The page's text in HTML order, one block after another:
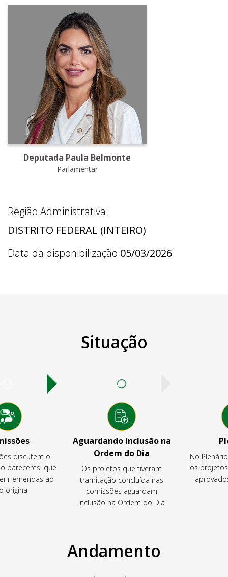
Deputada Paula Belmonte
Parlamentar
Região Administrativa:
DISTRITO FEDERAL (INTEIRO)
Data da disponibilização:05/03/2026
Situação
discutem o
pareceres, que
emendas ao
original
Aguardando inclusão na
Ordem do Dia
Os projetos que tiveram
tramitação concluída nas
comissões aguardam
inclusão na Ordem do Dia
No
os
Andamento